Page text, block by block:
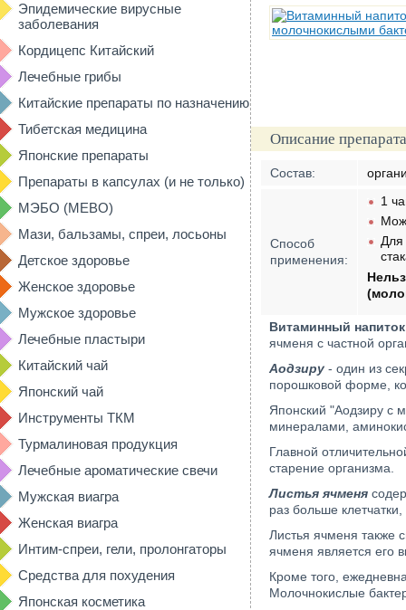
Эпидемические вирусные
заболевания
Кордицепс Китайский
Лечебные грибы
Китайские препараты по назначению
Тибетская медицина
Японские препараты
Препараты в капсулах (и не только)
МЭБО (MEBO)
Мази, бальзамы, спреи, лосьоны
Детское здоровье
Женское здоровье
Мужское здоровье
Лечебные пластыри
Китайский чай
Японский чай
Инструменты ТКМ
Турмалиновая продукция
Лечебные ароматические свечи
Мужская виагра
Женская виагра
Интим-спреи, гели, пролонгаторы
Средства для похудения
Японская косметика
Описание
Состав:
Способ
применения:
1
Для
Витаминный
ячменя с частной
Аодзиру - один из
порошковой форме,
Японский "Аодзиру с
минералами,
Главной
старение организма.
Листья ячменя
раз больше
Листья ячменя также
ячменя является его
Кроме того,
Молочнокислые